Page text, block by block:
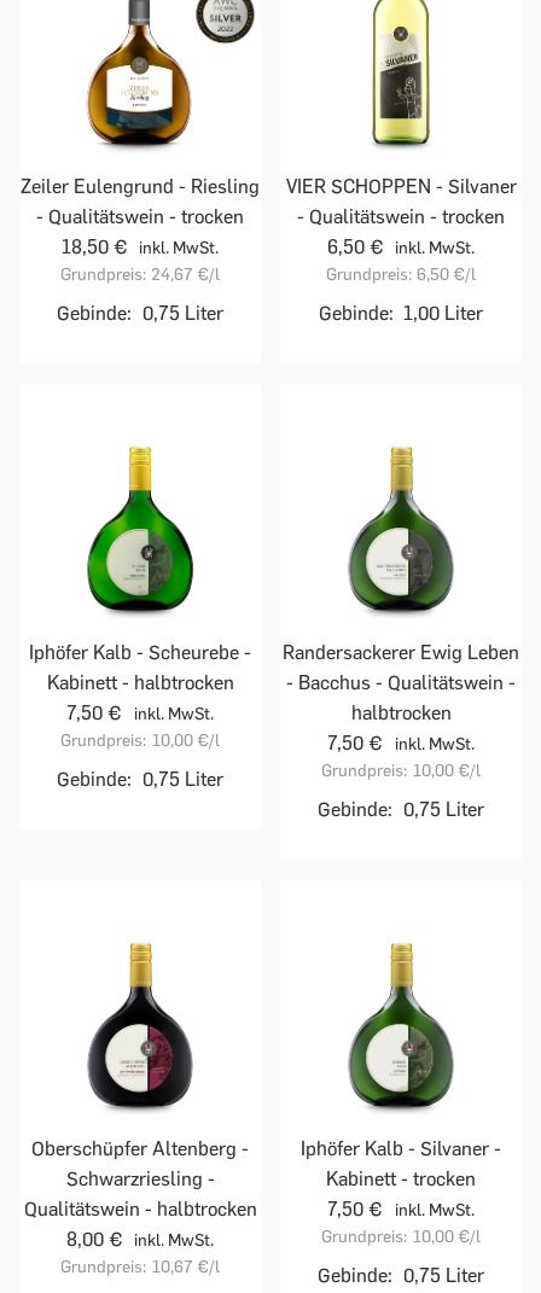
Zeiler Eulengrund - Riesling
- Qualitätswein - trocken
18,50 €
inkl. MwSt.
Grundpreis: 24,67 €/l
Gebinde: 0,75 Liter
VIER SCHOPPEN - Silvaner
- Qualitätswein - trocken
6,50 €
inkl. MwSt.
Grundpreis: 6,50 €/l
Gebinde: 1,00 Liter
Iphöfer Kalb - Scheurebe -
Kabinett - halbtrocken
7,50 €
inkl. MwSt.
Grundpreis: 10,00 €/l
Gebinde: 0,75 Liter
Randersackerer Ewig Leben
- Bacchus - Qualitätswein -
halbtrocken
7,50 €
inkl. MwSt.
Grundpreis: 10,00 €/l
Gebinde: 0,75 Liter
Oberschüpfer Altenberg -
Schwarzriesling -
Qualitätswein - halbtrocken
8,00 €
inkl. MwSt.
Grundpreis: 10,67 €/l
Iphöfer Kalb - Silvaner -
Kabinett - trocken
7,50 €
inkl. MwSt.
Grundpreis: 10,00 €/l
Gebinde: 0,75 Liter